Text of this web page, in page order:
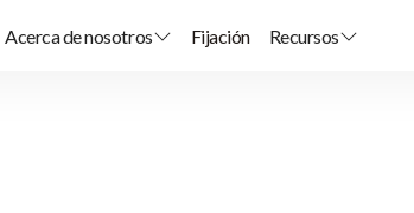
Acerca de nosotros Fijación Recursos